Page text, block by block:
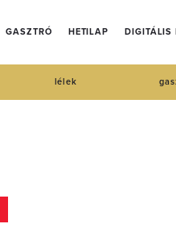
GASZTRÓ HETILAP DIGITÁLIS
lélek